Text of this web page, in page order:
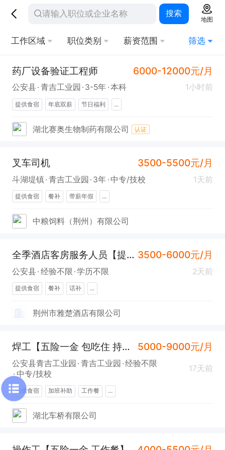
搜索
地图
工作区域 职位类别 薪资范围 筛选
药厂设备验证工程师 6000-12000元/月
公安县 青吉工业园 3-5年 本科 1小时前
提供食宿 年底双薪 节日福利 ...
湖北赛奥生物制药有限公司 认证
叉车司机 3500-5500元/月
斗湖堤镇 青吉工业园 3年 中专/技校 1天前
提供食宿 餐补 带薪年假 ...
中粮饲料（荆州）有限公司
全季酒店客房服务人员【提供食宿 五险】 3500-6000元/月
公安县 经验不限 学历不限 2天前
提供食宿 餐补 话补 ...
荆州市雅楚酒店有限公司
焊工【五险一金 包吃住 持焊工证 接受新手】 5000-9000元/月
公安县青吉工业园 青吉工业园 经验不限
中专/技校
17天前
提供食宿 加班补助 工作餐 ...
湖北车桥有限公司